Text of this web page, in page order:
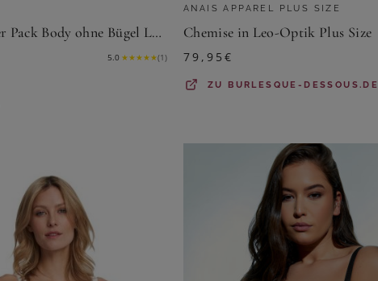
Susa Body 2er Pack Body ohne Bügel Latina (Spar-Set, 2-tlg)
5.0 ★★★★★(1)
ANAIS APPAREL PLUS SIZE
Chemise in Leo-Optik Plus Size
79,95€
ZU BURLESQUE-DESSOUS.DE